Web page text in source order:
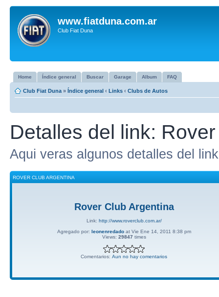
www.fiatduna.com.ar
Club Fiat Duna
Home Índice general Buscar Garage Album FAQ
Club Fiat Duna » Índice general ‹ Links ‹ Clubs de Autos
Detalles del link:
Aqui veras algunos detalles del
ROVER CLUB ARGENTINA
Rover Club Argentina
Link: http://www.roverclub.com.ar/
Agregado por: leonenredadoat Vie Ene 14, 2011 8:38 pm
Views: 29847 times
Comentarios:Aun no hay comentarios